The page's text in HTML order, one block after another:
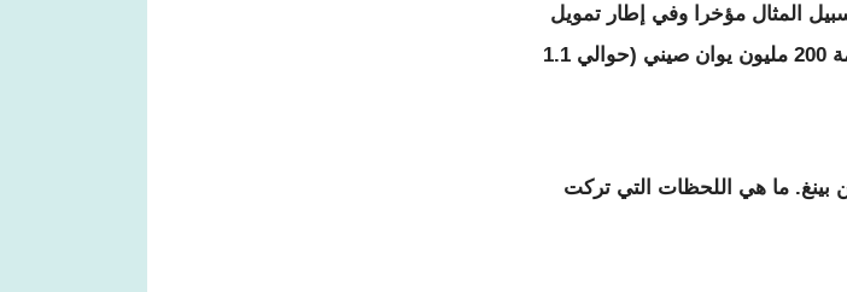
المثال مؤخرا وفي إطار تمويل
التنمية، وقع البلدان خلال شهر أبريل 2025، اتفاق تعاون اقتصادي وفني بقيمة 200 مليون يوان صيني (حوالي 1.1
بينغ. ما هي اللحظات التي تركت